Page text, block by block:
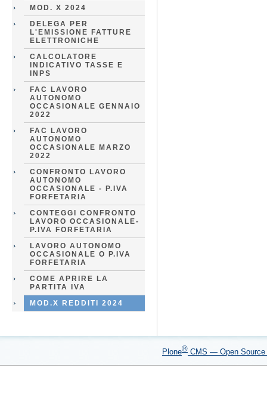
MOD. X 2024
DELEGA PER
L'EMISSIONE FATTURE
ELETTRONICHE
CALCOLATORE
INDICATIVO TASSE E
INPS
FAC LAVORO
AUTONOMO
OCCASIONALE GENNAIO
2022
FAC LAVORO
AUTONOMO
OCCASIONALE MARZO
2022
CONFRONTO LAVORO
AUTONOMO
OCCASIONALE - P.IVA
FORFETARIA
CONTEGGI CONFRONTO
LAVORO OCCASIONALE-
P.IVA FORFETARIA
LAVORO AUTONOMO
OCCASIONALE O P.IVA
FORFETARIA
COME APRIRE LA
PARTITA IVA
MOD.X REDDITI 2024
Plone® CMS — Open Source